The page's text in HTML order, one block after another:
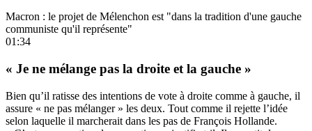
Macron : le projet de Mélenchon est "dans la tradition d'une gauche
communiste qu'il représente"
01:34
« Je ne mélange pas la droite et la gauche »
Bien qu’il ratisse des intentions de vote à droite comme à gauche, il
assure « ne pas mélanger » les deux. Tout comme il rejette l’idée
selon laquelle il marcherait dans les pas de François Hollande.